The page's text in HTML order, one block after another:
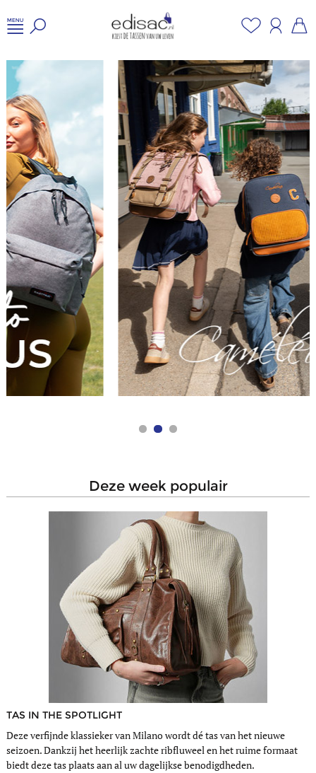
deze week populair
TAS IN THE SPOTLIGHT
Deze verfijnde klassieker van Milano wordt dé tas van het nieuwe
seizoen. Dankzij het heerlijk zachte ribfluweel en het ruime formaat
biedt deze tas plaats aan al uw dagelijkse benodigdheden.